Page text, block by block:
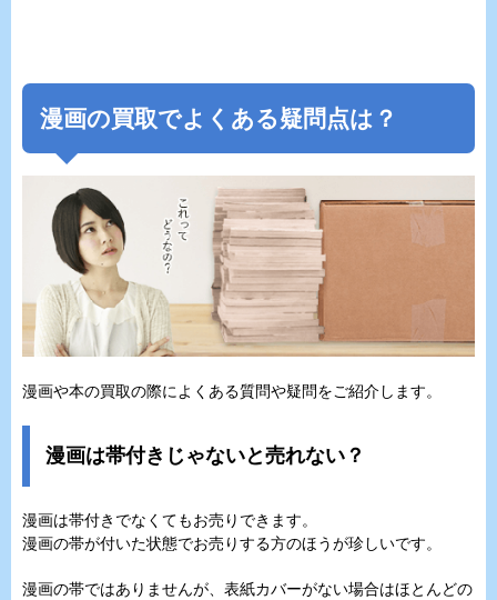
漫画の買取でよくある疑問点は？
漫画や本の買取の際によくある質問や疑問をご紹介します。
漫画は帯付きじゃないと売れない？
漫画は帯付きでなくてもお売りできます。
漫画の帯が付いた状態でお売りする方のほうが珍しいです。
漫画の帯ではありませんが、表紙カバーがない場合はほとんどの